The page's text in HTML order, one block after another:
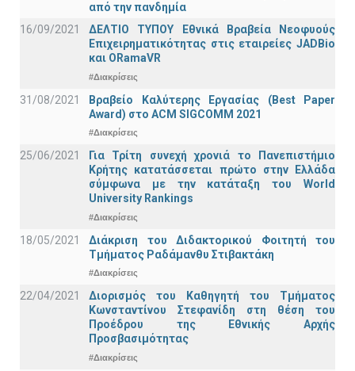
από την πανδημία
16/09/2021
ΔΕΛΤΙΟ ΤΥΠΟΥ Εθνικά Βραβεία Νεοφυούς
Επιχειρηματικότητας στις εταιρείες JADBio
και ORamaVR
#Διακρίσεις
31/08/2021
Βραβείο Καλύτερης Εργασίας (Best Paper
Award) στο ACM SIGCOMM 2021
#Διακρίσεις
25/06/2021
Για Τρίτη συνεχή χρονιά το Πανεπιστήμιο
Κρήτης κατατάσσεται πρώτο στην Ελλάδα
σύμφωνα με την κατάταξη του World
University Rankings
#Διακρίσεις
18/05/2021
Διάκριση του Διδακτορικού Φοιτητή του
Τμήματος Ραδάμανθυ Στιβακτάκη
#Διακρίσεις
22/04/2021
Διορισμός του Καθηγητή του Τμήματος
Κωνσταντίνου Στεφανίδη στη θέση του
Προέδρου της Εθνικής Αρχής
Προσβασιμότητας
#Διακρίσεις